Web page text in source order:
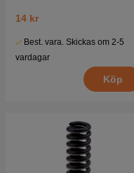
14 kr
Best. vara. Skickas om 2-5
vardagar
Köp